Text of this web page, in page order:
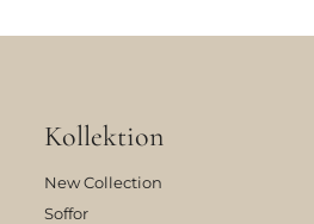
Kollektion
New Collection
Soffor